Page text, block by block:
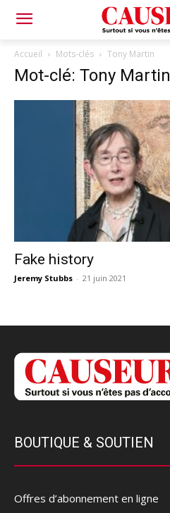
Accueil Mots-clés Tony Martin
Mot-clé: Tony Martin
Fake history
Jeremy Stubbs - 21 juin 2021
BOUTIQUE & SOUTIEN
Offres d’abonnement en ligne